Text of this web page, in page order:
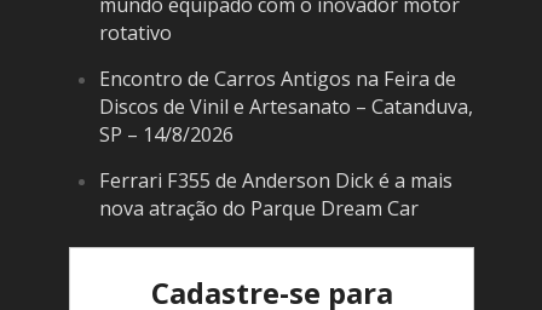
rotativo
Encontro de Carros Antigos na Feira de
Discos de Vinil e Artesanato – Catanduva,
SP – 14/8/2026
Ferrari F355 de Anderson Dick é a mais
nova atração do Parque Dream Car